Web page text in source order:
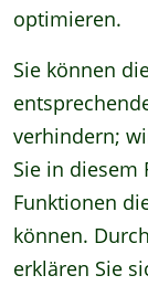
optimieren.
Sie können
verhindern;
Sie in diesem
Funktionen
können.
erklären Sie